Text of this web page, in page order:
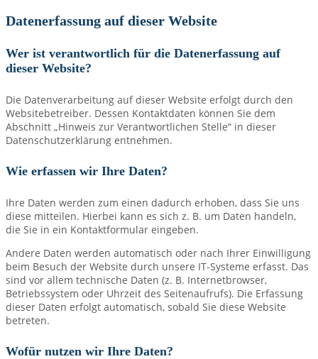
Datenerfassung auf dieser Website
Wer ist verantwortlich für die Datenerfassung auf
dieser Website?
Die Datenverarbeitung auf dieser Website erfolgt durch den
Websitebetreiber. Dessen Kontaktdaten können Sie dem
Abschnitt „Hinweis zur Verantwortlichen Stelle“ in dieser
Datenschutzerklärung entnehmen.
Wie erfassen wir Ihre Daten?
Ihre Daten werden zum einen dadurch erhoben, dass Sie uns
diese mitteilen. Hierbei kann es sich z. B. um Daten handeln,
die Sie in ein Kontaktformular eingeben.
Andere Daten werden automatisch oder nach Ihrer Einwilligung
beim Besuch der Website durch unsere IT-Systeme erfasst. Das
sind vor allem technische Daten (z. B. Internetbrowser,
Betriebssystem oder Uhrzeit des Seitenaufrufs). Die Erfassung
dieser Daten erfolgt automatisch, sobald Sie diese Website
betreten.
Wofür nutzen wir Ihre Daten?